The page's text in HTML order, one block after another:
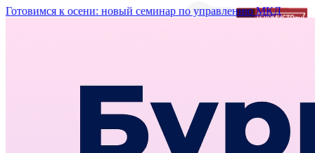
Готовимся к осени: новый семинар по управлению МКД